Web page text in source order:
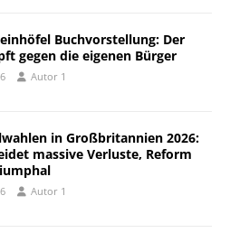
Buchvorstellung: Der
gegen die eigenen Bürger
Autor 1
in Großbritannien 2026:
massive Verluste, Reform
Autor 1